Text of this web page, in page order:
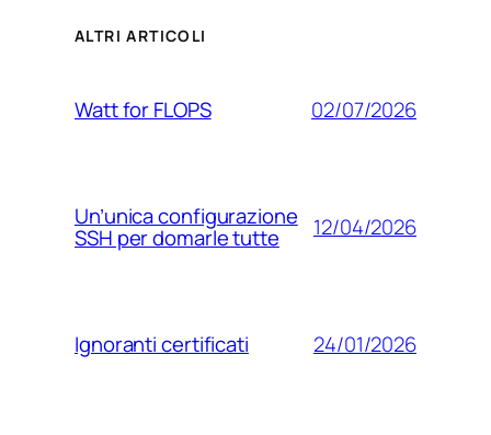
ALTRI ARTICOLI
Watt for FLOPS 02/07/2026
Un’unica configurazione
SSH per domarle tutte 12/04/2026
Ignoranti certificati 24/01/2026